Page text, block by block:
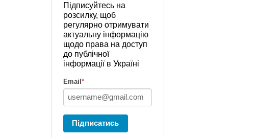
Підписуйтесь на
розсилку, щоб
регулярно отримувати
актуальну інформацію
щодо права на доступ
до публічної
інформації в Україні
Email*
Підписатись